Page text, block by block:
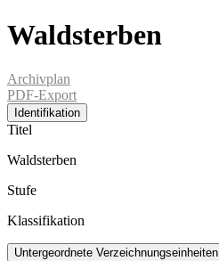
Waldsterben
Archivplan
PDF-Export
Identifikation
Titel
Waldsterben
Stufe
Klassifikation
Untergeordnete Verzeichnungseinheiten